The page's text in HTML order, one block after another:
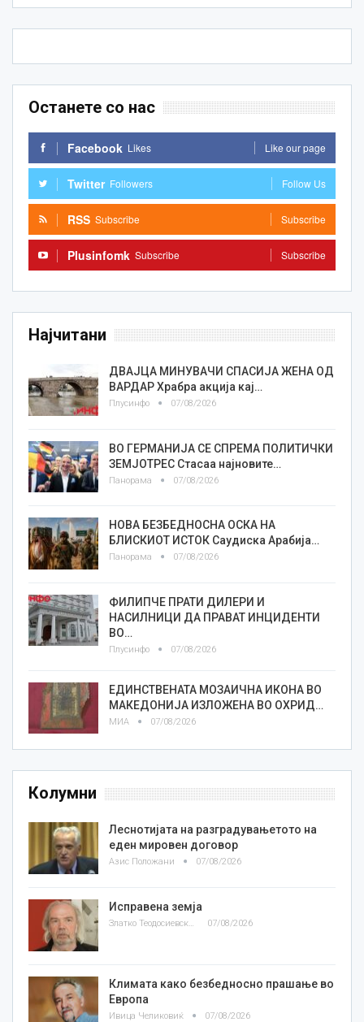
Останете со нас
Facebook Likes Like our page
Twitter Followers Follow Us
RSS Subscribe Subscribe
Plusinfomk Subscribe Subscribe
Најчитани
ДВАЈЦА МИНУВАЧИ СПАСИЈА ЖЕНА ОД
ВАРДАР Храбра акција кај…
Плусинфо 07/08/2026
ВО ГЕРМАНИЈА СЕ СПРЕМА ПОЛИТИЧКИ
ЗЕМЈОТРЕС Стасаа најновите…
Панорама 07/08/2026
НОВА БЕЗБЕДНОСНА ОСКА НА
БЛИСКИОТ ИСТОК Саудиска Арабија…
Панорама 07/08/2026
ФИЛИПЧЕ ПРАТИ ДИЛЕРИ И
НАСИЛНИЦИ ДА ПРАВАТ ИНЦИДЕНТИ
ВО…
Плусинфо 07/08/2026
ЕДИНСТВЕНАТА МОЗАИЧНА ИКОНА ВО
МАКЕДОНИЈА ИЗЛОЖЕНА ВО ОХРИД…
МИА 07/08/2026
Колумни
Леснотијата на разградувањетото на
еден мировен договор
Азис Положани 07/08/2026
Исправена земја
Златко Теодосиевски 07/08/2026
Климата како безбедносно прашање во
Европа
Ивица Челиковиќ 07/08/2026